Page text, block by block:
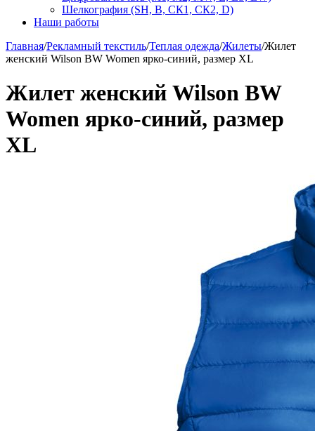
Шелкография (SH, В, СК1, СК2, D)
Наши работы
Главная/Рекламный текстиль/Теплая одежда/Жилеты/Жилет
женский Wilson BW Women ярко-синий, размер XL
Жилет женский Wilson BW
Women ярко-синий, размер
XL